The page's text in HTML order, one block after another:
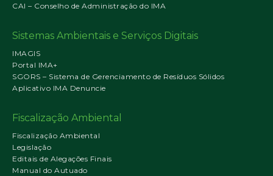
CAI – Conselho de Administração do IMA
Sistemas Ambientais e Serviços Digitais
IMAGIS
Portal IMA+
SGORS – Sistema de Gerenciamento de Resíduos Sólidos
Aplicativo IMA Denuncie
Fiscalização Ambiental
Fiscalização Ambiental
Legislação
Editais de Alegações Finais
Manual do Autuado